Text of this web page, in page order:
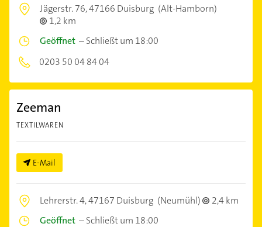
Jägerstr. 76,47166 Duisburg (Alt-Hamborn)
1,2 km
Geöffnet –Schließt um 18:00
0203 50 04 84 04
Zeeman
TEXTILWAREN
E-Mail
Lehrerstr. 4,47167 Duisburg (Neumühl)
2,4 km
Geöffnet –Schließt um 18:00